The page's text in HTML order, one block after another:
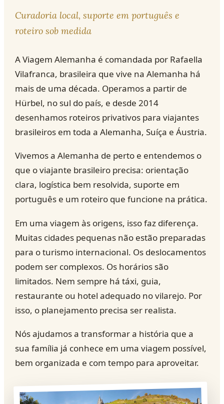
Curadoria local, suporte em português e
roteiro sob medida
A Viagem Alemanha é comandada por Rafaella
Vilafranca, brasileira que vive na Alemanha há
mais de uma década. Operamos a partir de
Hürbel, no sul do país, e desde 2014
desenhamos roteiros privativos para viajantes
brasileiros em toda a Alemanha, Suíça e Áustria.
Vivemos a Alemanha de perto e entendemos o
que o viajante brasileiro precisa: orientação
clara, logística bem resolvida, suporte em
português e um roteiro que funcione na prática.
Em uma viagem às origens, isso faz diferença.
Muitas cidades pequenas não estão preparadas
para o turismo internacional. Os deslocamentos
podem ser complexos. Os horários são
limitados. Nem sempre há táxi, guia,
restaurante ou hotel adequado no vilarejo. Por
isso, o planejamento precisa ser realista.
Nós ajudamos a transformar a história que a
sua família já conhece em uma viagem possível,
bem organizada e com tempo para aproveitar.